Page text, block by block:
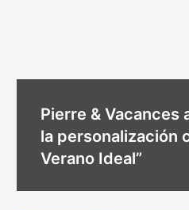
Pierre & Vacances
la personalización
Verano Ideal”